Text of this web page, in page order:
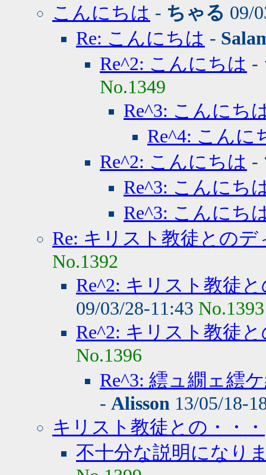
こんにちは - ちゃる 09/
Re: こんにちは -
Re^2: こんにちは -
No.1349
Re^3: こんにち
Re^4: こんに
Re^2: こんにちは -
Re^3: こんにち
Re^3: こんにち
Re: キリスト教徒とのデ
No.1392
Re^2: キリスト教徒
09/03/28-11:43 No.1393
Re^2: キリスト教徒
No.1396
Re^3: 繧ュ繝ェ
- Alisson 13/05/18-
キリスト教徒との・・・
不十分な説明になり